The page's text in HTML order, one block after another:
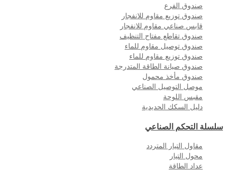
صندوق الفرع
صندوق توزيع مقاوم للانفجار
قابس صناعي مقاوم للانفجار
صندوق تقاطع مفتاح التنظيف
صندوق توصيل مقاوم للماء
صندوق توزيع مقاوم للماء
صندوق صيانة الطاقة المتدرجة
صندوق مأخذ محمول
موصل التوصيل الصناعي
مقبس اللوحة
دليل السكك الحديدية
سلسلة التحكم الصناعي
مقاول التيار المتردد
محول التيار
عداد الطاقة